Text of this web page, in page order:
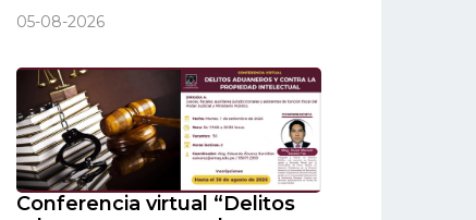
05-08-2026
Conferencia virtual “Delitos